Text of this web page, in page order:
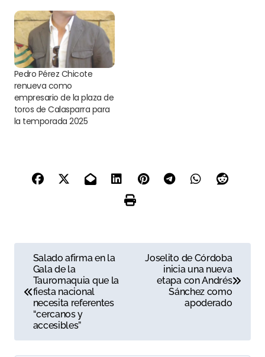
Pedro Pérez Chicote
renueva como
empresario de la plaza de
toros de Calasparra para
la temporada 2025
g
Salado afirma en la
Gala de la
Tauromaquia que la
fiesta nacional
necesita referentes
“cercanos y
accesibles”
Joselito de Córdoba
inicia una nueva
etapa con Andrés
Sánchez como
apoderado